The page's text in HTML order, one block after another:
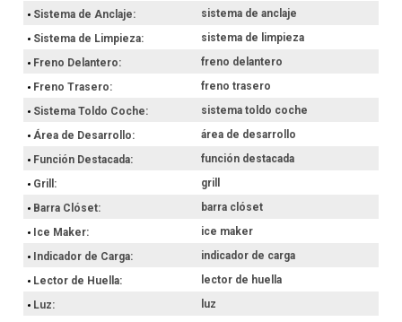
Sistema de Anclaje
sistema de anclaje
Sistema de Limpieza
sistema de limpieza
Freno Delantero
freno delantero
Freno Trasero
freno trasero
Sistema Toldo Coche
sistema toldo coche
Área de Desarrollo
área de desarrollo
Función Destacada
función destacada
Grill
grill
Barra Clóset
barra clóset
Ice Maker
ice maker
Indicador de Carga
indicador de carga
Lector de Huella
lector de huella
Luz
luz